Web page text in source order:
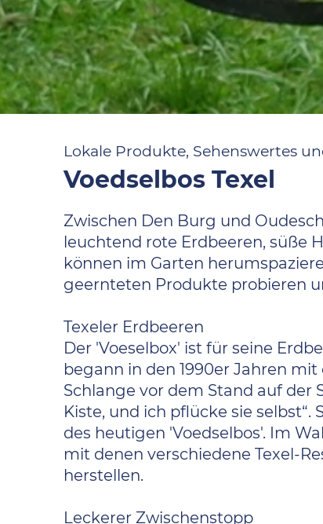
Lokale Produkte, Sehenswertes
Voedselbos Texel
Zwischen Den Burg und
leuchtend rote Erdbeeren, süße
können im Garten
geernteten Produkte probieren
Texeler Erdbeeren
Der 'Voeselbox' ist für seine
begann in den 1990er Jahren
Schlange vor dem Stand auf der
Kiste, und ich pflücke sie
des heutigen 'Voedselbos'. Im
mit denen verschiedene Texel-
herstellen.
Leckerer Zwischenstopp